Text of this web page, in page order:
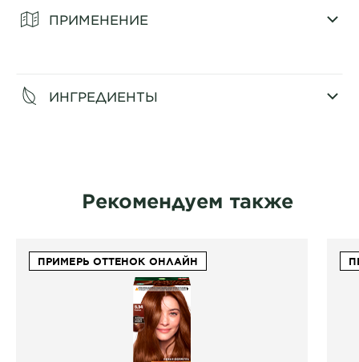
ПРИМЕНЕНИЕ
ИНГРЕДИЕНТЫ
Рекомендуем также
ПРИМЕРЬ ОТТЕНОК ОНЛАЙН